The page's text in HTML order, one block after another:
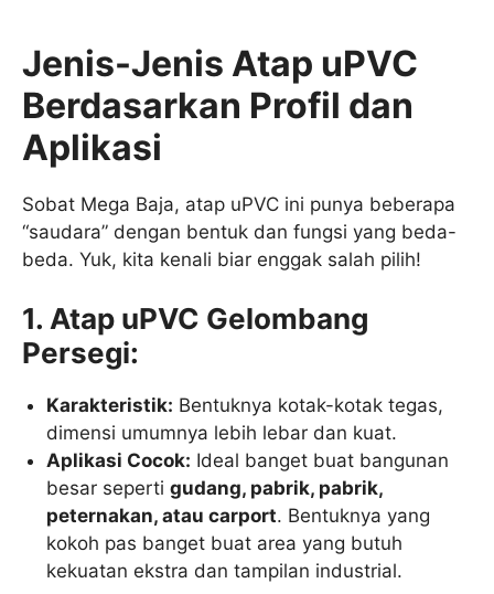
Jenis-Jenis Atap uPVC
Berdasarkan Profil dan
Aplikasi
Sobat Mega Baja, atap uPVC ini punya beberapa
“saudara” dengan bentuk dan fungsi yang beda-
beda. Yuk, kita kenali biar enggak salah pilih!
1. Atap uPVC Gelombang
Persegi:
Karakteristik: Bentuknya kotak-kotak tegas,
dimensi umumnya lebih lebar dan kuat.
Aplikasi Cocok: Ideal banget buat bangunan
besar sepertigudang, pabrik, pabrik,
peternakan, atau carport. Bentuknya yang
kokoh pas banget buat area yang butuh
kekuatan ekstra dan tampilan industrial.